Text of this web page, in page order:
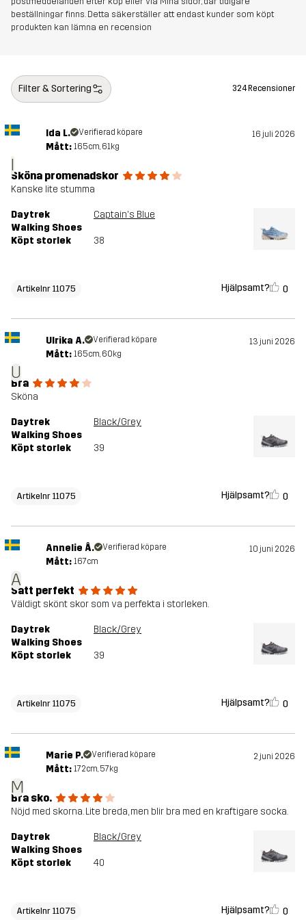
Vikt 280g
Artikelnummer 11075_4106
beställningar finns. Detta säkerställer att endast kunder som köpt
produkten kan lämna en recension
Filter & Sortering 324 Recensioner
I
Ida L. Verifierad köpare 16 juli 2026
Mått: 165cm, 61kg
Sköna promenadskor
Kanske lite stumma
Daytrek
Walking Shoes
Captain's Blue
Köpt storlek 38
Artikelnr 11075 Hjälpsamt? 0
U
Ulrika A. Verifierad köpare 13 juni 2026
Mått: 165cm, 60kg
Bra
Sköna
Daytrek
Walking Shoes
Black/Grey
Köpt storlek 39
Artikelnr 11075 Hjälpsamt? 0
A
Annelie Å. Verifierad köpare 10 juni 2026
Mått: 167cm
Satt perfekt
Väldigt skönt skor som va perfekta i storleken.
Daytrek
Walking Shoes
Black/Grey
Köpt storlek 39
Artikelnr 11075 Hjälpsamt? 0
M
Marie P. Verifierad köpare 2 juni 2026
Mått: 172cm, 57kg
Bra sko.
Nöjd med skorna. Lite breda, men blir bra med en kraftigare socka.
Daytrek
Walking Shoes
Black/Grey
Köpt storlek 40
Artikelnr 11075 Hjälpsamt? 0